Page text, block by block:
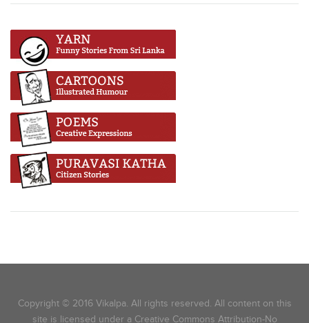
Copyright © 2016 Vikalpa. All rights reserved. All content on this
site is licensed under a Creative Commons Attribution-No